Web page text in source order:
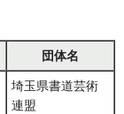
団体名
埼玉県書道芸術
連盟